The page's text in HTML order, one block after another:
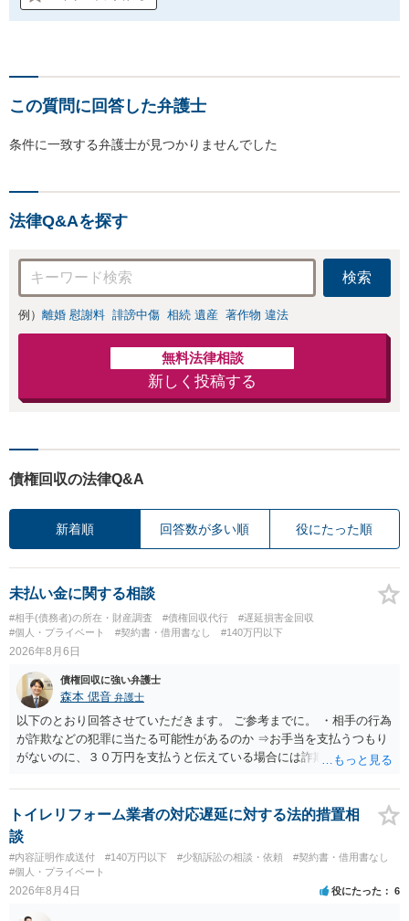
この質問に回答した弁護士
条件に一致する弁護士が見つかりませんでした
法律Q&Aを探す
検索
例） 離婚 慰謝料 誹謗中傷 相続 遺産 著作物 違法
無料法律相談
新しく投稿する
債権回収の法律Q&A
新着順 回答数が多い順 役にたった順
未払い金に関する相談
#相手(債務者)の所在・財産調査 #債権回収代行
#遅延損害金回収
#個人・プライベート
#契約書・借用書なし #140万円以下
2026年8月6日
債権回収に強い弁護士
森本 偲音 弁護士
以下のとおり回答させていただきます。 ご参考までに。 ・相手の行為
が詐欺などの犯罪に当たる可能性があるのか ⇒お手当を支払うつもり
がないのに、３０万円を支払うと伝えている場合には詐欺罪に該当す
段が取れるのか ⇒契約に基づく履行請求として３０万円を請求するこ
とが考えられますが、 パパ活の契約は、売春防止法に抵触する契約
であるため、公序良俗に反する契約として 民法上無効（民法９０
条）となるため、相手方に請求できない可能性が高いです。 ・相手の
氏名や住所が分からない状態でも対応可能なのか ⇒訴訟等の裁判上の
手続を利用する場合には、原則として相手方の住所・氏名を把握して
トイレリフォーム業者の対応遅延に対する法的措置相
談
#内容証明作成送付 #140万円以下 #少額訴訟の相談・依頼
#契約書・借用書なし
#個人・プライベート
2026年8月4日 役にたった 6